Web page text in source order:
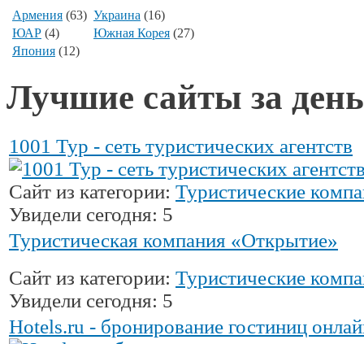
Армения (63) Украина (16)
ЮАР (4) Южная Корея (27)
Япония (12)
Лучшие сайты за день
1001 Тур - сеть туристических агентств
Сайт из категории: Туристические
Увидели сегодня: 5
Туристическая компания «Открытие»
Сайт из категории: Туристические
Увидели сегодня: 5
Hotels.ru - бронирование гостиниц